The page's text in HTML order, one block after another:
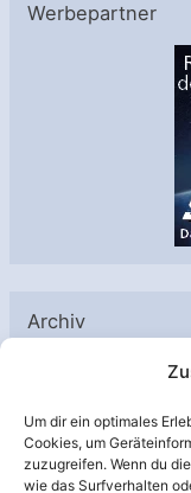
Um dir ein optimales
Cookies, um
zuzugreifen. Wenn du
wie das Surfverhalten
Werbepartner
Archiv
c
h
Unterstützt von: